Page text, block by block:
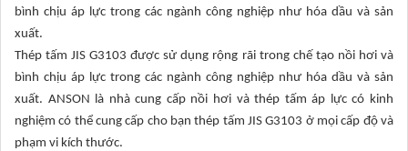
bình chịu áp lực trong các ngành công nghiệp như hóa dầu và sản
xuất.
Thép tấm JIS G3103 được sử dụng rộng rãi trong chế tạo nồi hơi và
bình chịu áp lực trong các ngành công nghiệp như hóa dầu và sản
xuất. ANSON là nhà cung cấp nồi hơi và thép tấm áp lực có kinh
nghiệm có thể cung cấp cho bạn thép tấm JIS G3103 ở mọi cấp độ và
phạm vi kích thước.